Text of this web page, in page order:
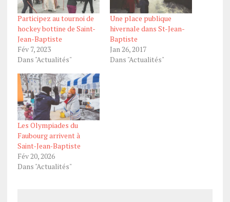
Participez au tournoi de
hockey bottine de Saint-
Jean-Baptiste
Fév 7, 2023
Dans "Actualités"
Une place publique
hivernale dans St-Jean-
Baptiste
Jan 26, 2017
Dans "Actualités"
Les Olympiades du
Faubourg arrivent à
Saint‑Jean‑Baptiste
Fév 20, 2026
Dans "Actualités"